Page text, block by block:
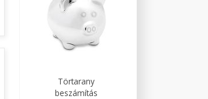
Törtarany
beszámítás